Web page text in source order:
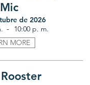
Mic
de 2026
-
10:00 p. m.
MORE